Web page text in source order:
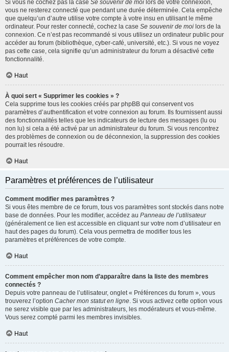
Si vous ne cochez pas la case Se souvenir de moi lors de votre connexion,
vous ne resterez connecté que pendant une durée déterminée. Cela empêche
que quelqu’un d’autre utilise votre compte à votre insu en utilisant le même
ordinateur. Pour rester connecté, cochez la case Se souvenir de moi lors de la
connexion. Ce n’est pas recommandé si vous utilisez un ordinateur public pour
accéder au forum (bibliothèque, cyber-café, université, etc.). Si vous ne voyez
pas cette case, cela signifie qu’un administrateur du forum a désactivé cette
fonctionnalité.
Haut
À quoi sert « Supprimer les cookies » ?
Cela supprime tous les cookies créés par phpBB qui conservent vos
paramètres d’authentification et votre connexion au forum. Ils fournissent aussi
des fonctionnalités telles que les indicateurs de lecture des messages (lu ou
non lu) si cela a été activé par un administrateur du forum. Si vous rencontrez
des problèmes de connexion ou de déconnexion, la suppression des cookies
pourrait les résoudre.
Haut
Paramètres et préférences de l’utilisateur
Comment modifier mes paramètres ?
Si vous êtes membre de ce forum, tous vos paramètres sont stockés dans notre
base de données. Pour les modifier, accédez au Panneau de l’utilisateur
(généralement ce lien est accessible en cliquant sur votre nom d’utilisateur en
haut des pages du forum). Cela vous permettra de modifier tous les
paramètres et préférences de votre compte.
Haut
Comment empêcher mon nom d’apparaître dans la liste des membres
connectés ?
Depuis votre panneau de l’utilisateur, onglet « Préférences du forum », vous
trouverez l’option Cacher mon statut en ligne. Si vous activez cette option vous
ne serez visible que par les administrateurs, les modérateurs et vous-même.
Vous serez compté parmi les membres invisibles.
Haut